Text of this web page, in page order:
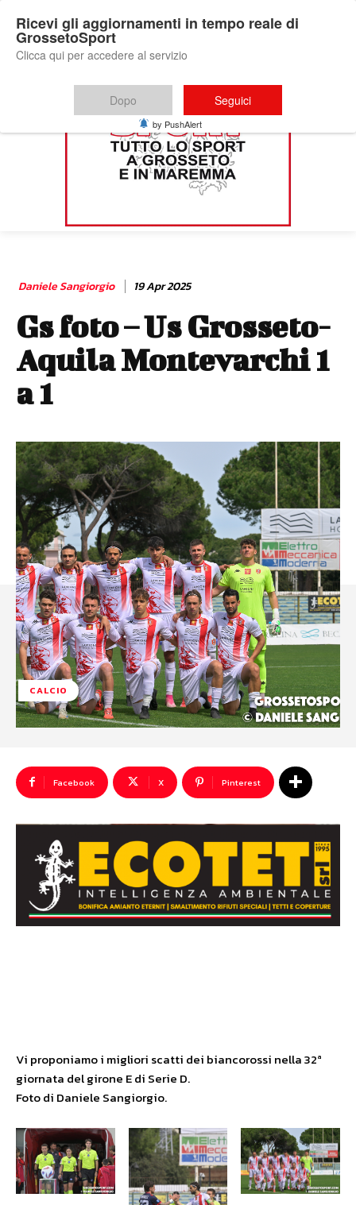
Daniele Sangiorgio 19 Apr 2025
Gs foto – Us Grosseto-
Aquila Montevarchi 1
a 1
CALCIO
Facebook X Pinterest
Vi proponiamo i migliori scatti dei biancorossi nella 32ª
giornata del girone E di Serie D.
Foto di Daniele Sangiorgio.
Ricevi gli aggiornamenti in tempo reale di
GrossetoSport
Clicca qui per accedere al servizio
Dopo Seguici
by PushAlert